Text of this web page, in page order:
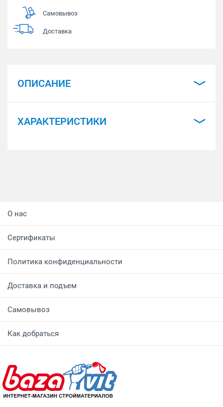
Самовывоз
Доставка
ОПИСАНИЕ
ХАРАКТЕРИСТИКИ
О нас
Сертификаты
Политика конфиденциальности
Доставка и подъем
Самовывоз
Как добраться